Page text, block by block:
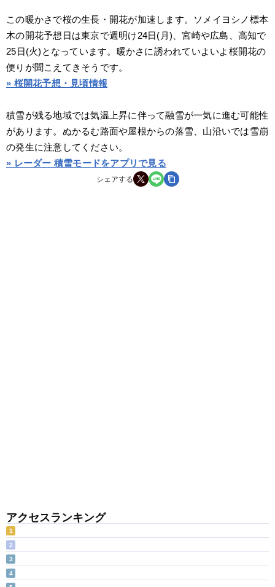
この暖かさで桜の生長・開花が加速します。ソメイヨシノ標本
木の開花予想日は東京で週明け24日(月)、宮崎や広島、高知で
25日(火)となっています。暖かさに誘われていよいよ桜開花の
便りが聞こえてきそうです。
» 桜開花予想・見頃情報
積雪が残る地域では気温上昇に伴って融雪が一気に進む可能性
があります。ぬかるむ路面や屋根からの落雪、山沿いでは雪崩
の発生に注意してください。
» レーダー 積雪モードをアプリで見る
シェアする
アクセスランキング
1
2
3
4